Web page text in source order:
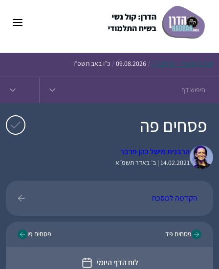
Today’s Daf – זבחים נ״ו /
09.08.2026
/ כ״ו באב תשפ״ו
פסחים פה
הרבנית מישל כהן פרבר
14.02.2021 | ב׳ באדר תשפ״א
הקדמה למסכת
פסחים פד
לוח הדף היומי
פסחים פו